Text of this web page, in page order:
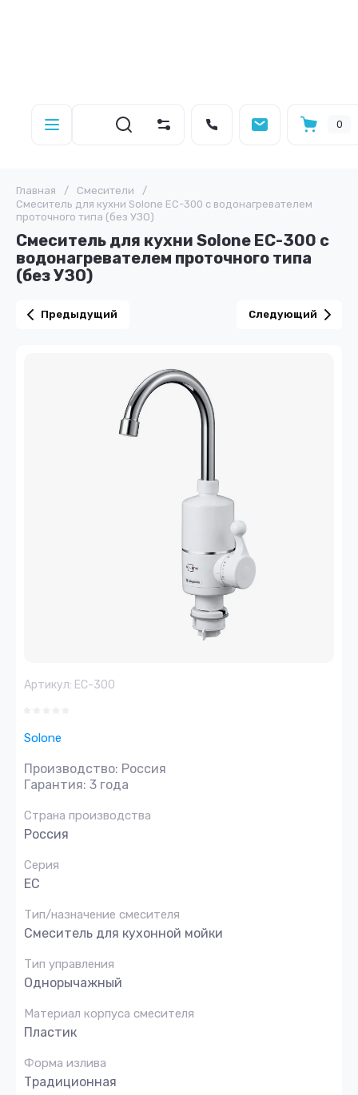
0
Главная / Смесители
/
Смеситель для кухни Solone EC-300 с водонагревателем
проточного типа (без УЗО)
Смеситель для кухни Solone EC-300 с
водонагревателем проточного типа
(без УЗО)
Предыдущий Следующий
Артикул: EC-300
Solone
Производство: Россия
Гарантия: 3 года
Страна производства
Россия
Серия
EC
Тип/назначение смесителя
Смеситель для кухонной мойки
Тип управления
Однорычажный
Материал корпуса смесителя
Пластик
Форма излива
Традиционная